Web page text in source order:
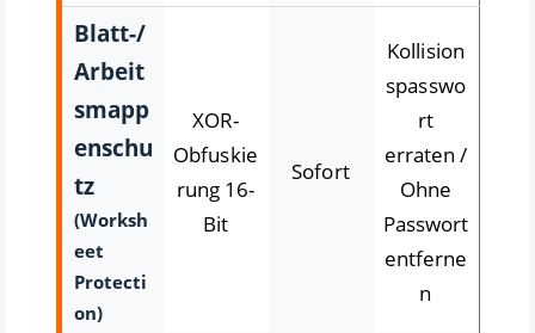
Blatt-/
Arbeit
smapp
enschu
tz
(Worksh
eet
Protecti
on)
XOR-
Obfuskie
rung 16-
Bit
Sofort
Kollision
spasswo
rt
erraten /
Ohne
Passwort
entferne
n